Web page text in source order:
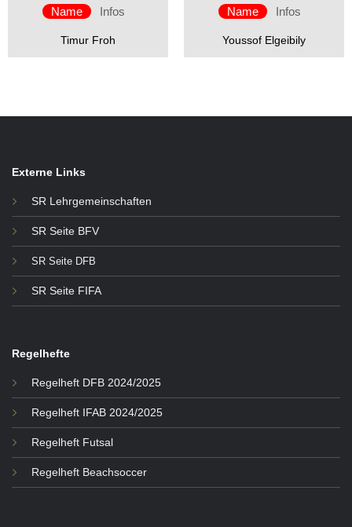
Name Infos
Timur Froh
Name Infos
Youssof Elgeibily
Externe Links
SR Lehrgemeinschaften
SR Seite BFV
SR Seite DFB
SR Seite FIFA
Regelhefte
Regelheft DFB 2024/2025
Regelheft IFAB 2024/2025
Regelheft Futsal
Regelheft Beachsoccer